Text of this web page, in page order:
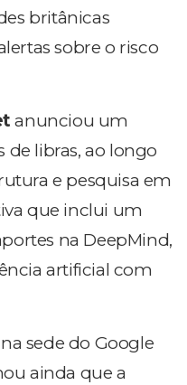
britânicas
sobre o risco
anunciou um
de libras, ao longo
e pesquisa em
que inclui um
na DeepMind,
artificial com
sede do Google
ainda que a